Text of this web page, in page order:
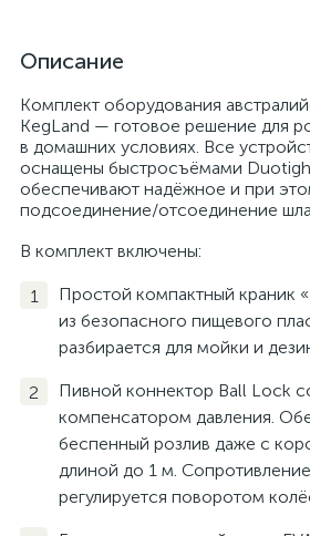
Описание
Комплект оборудования
KegLand — готовое решение для
в домашних условиях. Все
оснащены быстросъёмами
обеспечивают надёжное и при
подсоединение/отсоединение
В комплект включены:
Простой компактный краник
из безопасного пищевого
разбирается для мойки и
Пивной коннектор Ball Lock
компенсатором давления.
беспенный розлив даже с
длиной до 1 м.
регулируется поворотом